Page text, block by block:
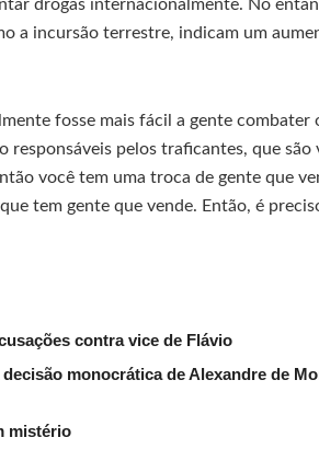
drogas internacionalmente. No
a incursão terrestre, indicam um
fosse mais fácil a gente combater
responsáveis pelos traficantes, que são
você tem uma troca de gente que
tem gente que vende. Então, é
contra vice de Flávio
monocrática de Alexandre de
mistério